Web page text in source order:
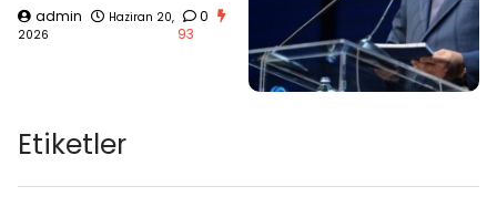
admin
Haziran 20,
2026
0
93
Etiketler